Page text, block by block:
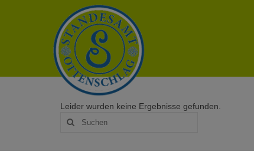
Leider wurden keine Ergebnisse gefunden.
Suche
nach: